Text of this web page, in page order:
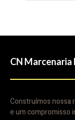
CN Marcenaria
Construímos nossa
e um compromisso